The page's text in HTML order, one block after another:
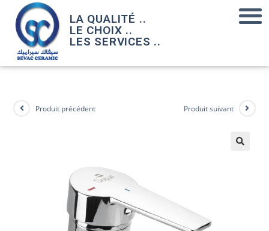
LA QUALITÉ ..
LE CHOIX ..
LES SERVICES ..
Produit précédent Produit suivant